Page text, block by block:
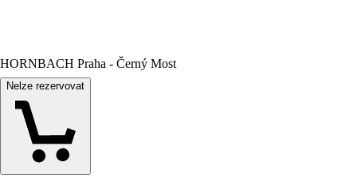
HORNBACH Praha - Černý Most
Nelze rezervovat